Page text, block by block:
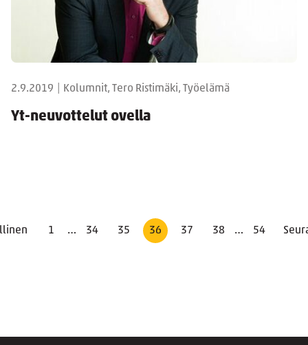
2.9.2019 Kolumnit, Tero Ristimäki, Työelämä
Yt-neuvottelut ovella
1 … 34 35 36 37 38 … 54